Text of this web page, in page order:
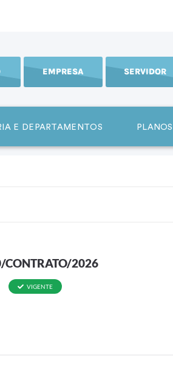
EMPRESA SERVIDOR
E DEPARTAMENTOS
CONTRATO/2026
VIGENTE